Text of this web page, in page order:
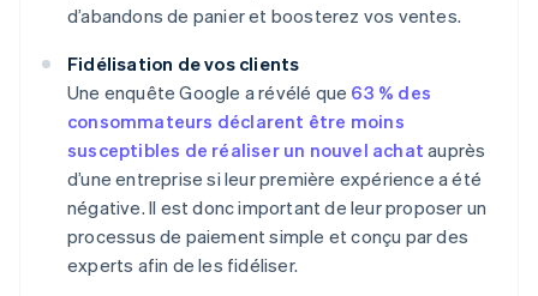
d’abandons de panier et boosterez vos ventes.
Fidélisation de vos clients
Une enquête Google a révélé que 63 % des
consommateurs déclarent être moins
susceptibles de réaliser un nouvel achat auprès
d’une entreprise si leur première expérience a été
négative. Il est donc important de leur proposer un
processus de paiement simple et conçu par des
experts afin de les fidéliser.